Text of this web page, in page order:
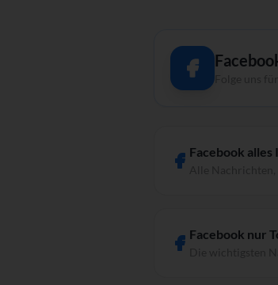
Folge uns für
Facebook
Facebook nur